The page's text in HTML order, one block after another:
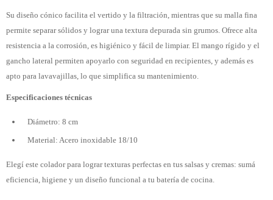
Su diseño cónico facilita el vertido y la filtración, mientras que su malla fina
permite separar sólidos y lograr una textura depurada sin grumos. Ofrece alta
resistencia a la corrosión, es higiénico y fácil de limpiar. El mango rígido y el
gancho lateral permiten apoyarlo con seguridad en recipientes, y además es
apto para lavavajillas, lo que simplifica su mantenimiento.
Especificaciones técnicas
Diámetro: 8 cm
Material: Acero inoxidable 18/10
Elegí este colador para lograr texturas perfectas en tus salsas y cremas: sumá
eficiencia, higiene y un diseño funcional a tu batería de cocina.